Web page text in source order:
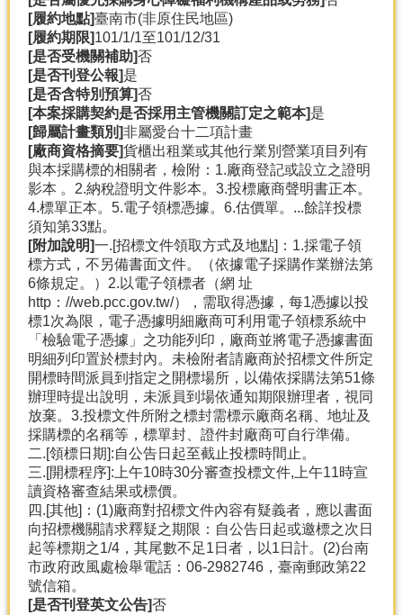
[履約地點]臺南市(非原住民地區)
[履約期限]101/1/1至101/12/31
[是否受機關補助]否
[是否刊登公報]是
[是否含特別預算]否
[本案採購契約是否採用主管機關訂定之範本]是
[歸屬計畫類別]非屬愛台十二項計畫
[廠商資格摘要]貨櫃出租業或其他行業別營業項目列有
與本採購標的相關者，檢附：1.廠商登記或設立之證明
影本 。2.納稅證明文件影本。3.投標廠商聲明書正本。
4.標單正本。5.電子領標憑據。6.估價單。...餘詳投標
須知第33點。
[附加說明]一.[招標文件領取方式及地點]：1.採電子領
標方式，不另備書面文件。（依據電子採購作業辦法第
6條規定。）2.以電子領標者（網 址
http：//web.pcc.gov.tw/），需取得憑據，每1憑據以投
標1次為限，電子憑據明細廠商可利用電子領標系統中
「檢驗電子憑據」之功能列印，廠商並將電子憑據書面
明細列印置於標封內。未檢附者請廠商於招標文件所定
開標時間派員到指定之開標場所，以備依採購法第51條
辦理時提出說明，未派員到場依通知期限辦理者，視同
放棄。3.投標文件所附之標封需標示廠商名稱、地址及
採購標的名稱等，標單封、證件封廠商可自行準備。
二.[領標日期]:自公告日起至截止投標時間止。
三.[開標程序]:上午10時30分審查投標文件,上午11時宣
讀資格審查結果或標價。
四.[其他]：(1)廠商對招標文件內容有疑義者，應以書面
向招標機關請求釋疑之期限：自公告日起或邀標之次日
起等標期之1/4，其尾數不足1日者，以1日計。(2)台南
市政府政風處檢舉電話：06-2982746，臺南郵政第22
號信箱。
[是否刊登英文公告]否